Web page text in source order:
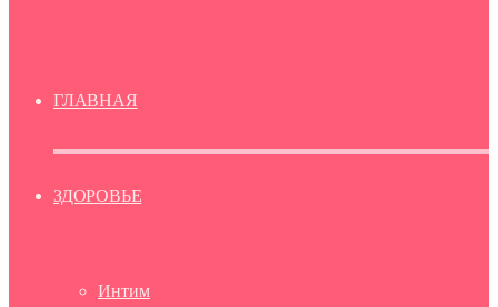
ГЛАВНАЯ
ЗДОРОВЬЕ
Интим